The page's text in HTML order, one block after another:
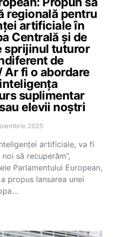
regională pentru
artificiale în
Centrală și de
sprijinul tuturor
de
fi o abordare
suplimentar
elevii noștri
2025
artificiale, va fi
să recuperăm”,
Parlamentului European,
propus lansarea unei